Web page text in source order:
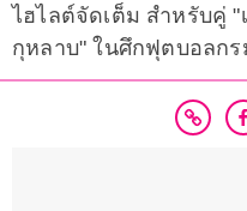
ไฮไลต์จัดเต็ม สำหรับคู่
กุหลาบ" ในศึกฟุตบอลก